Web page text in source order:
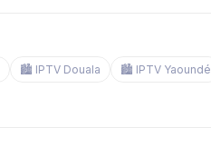
🏙️ IPTV Douala 🏙️ IPTV Yaoundé